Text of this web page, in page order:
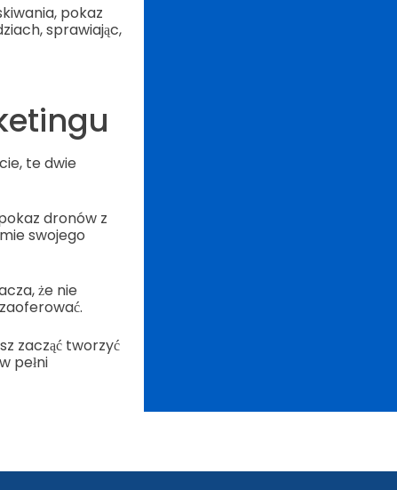
pokaz
sprawiając,
te dwie
dronów z
swojego
że nie
zacząć tworzyć
pełni